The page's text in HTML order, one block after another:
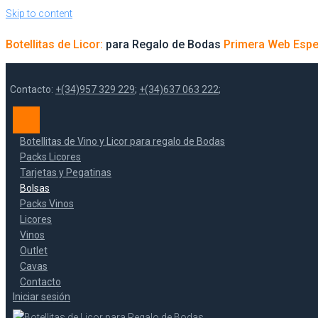
Skip to content
Botellitas de Licor: para Regalo de Bodas Primera Web
Contacto: +(34)957 329 229; +(34)637 063 222;
Botellitas de Vino y Licor para regalo de Bodas
Packs Licores
Tarjetas y Pegatinas
Bolsas
Packs Vinos
Licores
Vinos
Outlet
Cavas
Contacto
Iniciar sesión